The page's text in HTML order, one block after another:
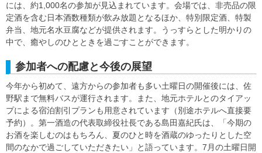
には、約1,000名の参加が見込まれています。会場では、非売品の限
定酒を含む日本酒数種類が飲み放題となるほか、特別限定酒、特製
弁当、地元名水豆腐などが提供されます。うっすらとした明かりの
中で、癒やしのひとときを過ごすことができます。
参加者への配慮と今後の展望
今年から初めて、遠方からの参加者も多い土曜日の開催後には、佐
野駅まで無料バスが運行されます。また、地元ホテルとのタイアッ
プによる宿泊割引プランも用意されています（別途ホテルへ直接要
予約）。第一酒造の代表取締役社長である島田嘉紀氏は、「今期の
お酒を楽しむのはもちろん、夏のひと時を酒蔵のゆったりとした空
間のなかで過ごしていただきたい」と語っています。7月の土曜日開